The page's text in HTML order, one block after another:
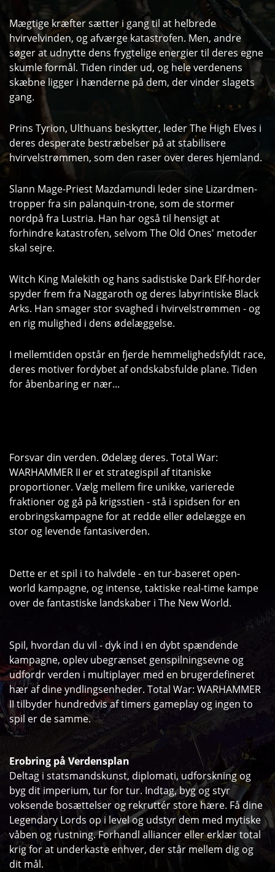
Mægtige kræfter sætter i gang til at helbrede
hvirvelvinden, og afværge katastrofen. Men, andre
søger at udnytte dens frygtelige energier til deres egne
skumle formål. Tiden rinder ud, og hele verdenens
skæbne ligger i hænderne på dem, der vinder slagets
gang.
Prins Tyrion, Ulthuans beskytter, leder The High Elves i
deres desperate bestræbelser på at stabilisere
hvirvelstrømmen, som den raser over deres hjemland.
Slann Mage-Priest Mazdamundi leder sine Lizardmen-
tropper fra sin palanquin-trone, som de stormer
nordpå fra Lustria. Han har også til hensigt at
forhindre katastrofen, selvom The Old Ones' metoder
skal sejre.
Witch King Malekith og hans sadistiske Dark Elf-horder
spyder frem fra Naggaroth og deres labyrintiske Black
Arks. Han smager stor svaghed i hvirvelstrømmen - og
en rig mulighed i dens ødelæggelse.
I mellemtiden opstår en fjerde hemmelighedsfyldt race,
deres motiver fordybet af ondskabsfulde plane. Tiden
for åbenbaring er nær...
Forsvar din verden. Ødelæg deres. Total War:
WARHAMMER II er et strategispil af titaniske
proportioner. Vælg mellem fire unikke, varierede
fraktioner og gå på krigsstien - stå i spidsen for en
erobringskampagne for at redde eller ødelægge en
stor og levende fantasiverden.
Dette er et spil i to halvdele - en tur-baseret open-
world kampagne, og intense, taktiske real-time kampe
over de fantastiske landskaber i The New World.
Spil, hvordan du vil - dyk ind i en dybt spændende
kampagne, oplev ubegrænset genspilningsevne og
udfordr verden i multiplayer med en brugerdefineret
hær af dine yndlingsenheder. Total War: WARHAMMER
II tilbyder hundredvis af timers gameplay og ingen to
spil er de samme.
Erobring på Verdensplan
Deltag i statsmandskunst, diplomati, udforskning og
byg dit imperium, tur for tur. Indtag, byg og styr
voksende bosættelser og rekruttér store hære. Få dine
Legendary Lords op i level og udstyr dem med mytiske
våben og rustning. Forhandl alliancer eller erklær total
krig for at underkaste enhver, der står mellem dig og
dit mål.